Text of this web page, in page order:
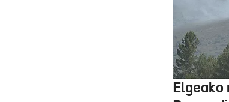
Elgeako